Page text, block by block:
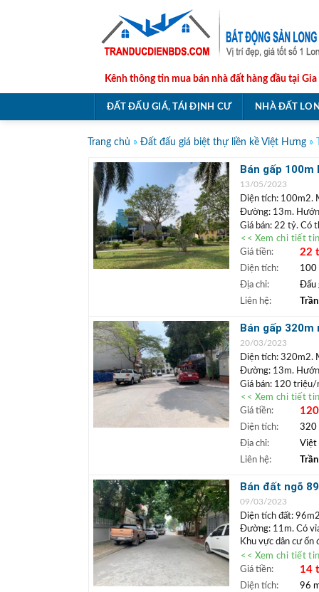
Kênh thông tin mua bán nhà đất hàng đầu tại
ĐẤT ĐẤU GIÁ, TÁI ĐỊNH CƯ NHÀ ĐẤT
Trang chủ » Đất đấu giá biệt thự liền kề Việt Hưng »
Bán gấp
tốt
13/05/2023
Diện tích: 100m2.
Đường: 13m.
Giá bán: 22 tỷ. Có
Vị trí:Lô đất góc
quanh hàng quá,
hiếm.
Chủ nhà thiện chí
+++ A/C xem nhà
+ Trần Đức
+ Hãy mua
sinh lời cao.
<< Xem chi tiết
Giá tiền:
22
Diện tích:
100
Địa chỉ:
Đấu
Liên hệ:
Bán gấp
nhà hàng, cafe
20/03/2023
Diện tích: 320m2.
Đường: 13m.
Giá bán: 120 triệu/
Vị trí: Nhà hàng
đất đấu giá khu đô
sửa sang trang trí
uất.
+++ A/C xem nhà
+ Trần Đức
+ Hãy mua
sinh lời cao.
<< Xem chi tiết
Giá tiền:
Diện tích:
320
Địa chỉ:
Việt
Liên hệ:
Bán đất ngõ
nhất khu vực
09/03/2023
Diện tích đất:
Đường: 11m. Có
Khu vực dân cư ổn
doanh, cho thuê.
Nguồn gốc
đất
+++ A/C xem nhà
<< Xem chi tiết
Giá tiền:
14
Diện tích:
96